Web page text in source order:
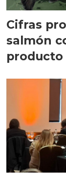
Cifras
salmón
producto